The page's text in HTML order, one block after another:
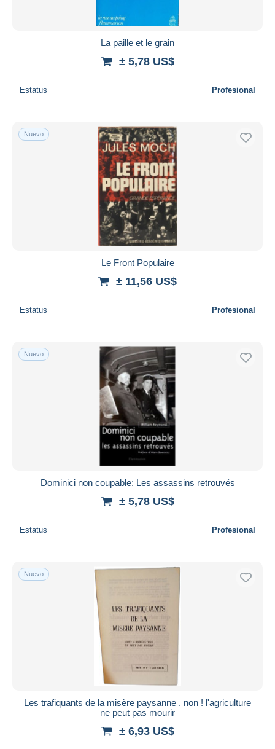
La paille et le grain
± 5,78 US$
Estatus Profesional
Nuevo
Le Front Populaire
± 11,56 US$
Estatus Profesional
Nuevo
Dominici non coupable: Les assassins retrouvés
± 5,78 US$
Estatus Profesional
Nuevo
Les trafiquants de la misère paysanne . non ! l'agriculture
ne peut pas mourir
± 6,93 US$